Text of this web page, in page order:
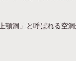
顎洞」と呼ばれる空